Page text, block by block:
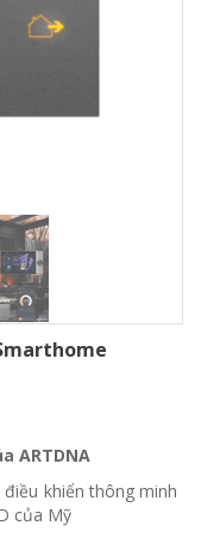
ARTDNA
khiển thông minh
của Mỹ